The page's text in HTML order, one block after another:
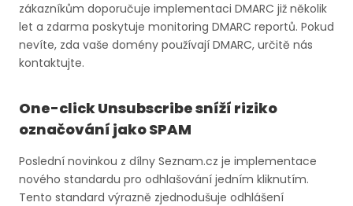
zákazníkům doporučuje implementaci DMARC již několik
let a zdarma poskytuje monitoring DMARC reportů. Pokud
nevíte, zda vaše domény používají DMARC, určitě nás
kontaktujte.
One-click Unsubscribe sníží riziko
označování jako SPAM
Poslední novinkou z dílny Seznam.cz je implementace
nového standardu pro odhlašování jedním kliknutím.
Tento standard výrazně zjednodušuje odhlášení